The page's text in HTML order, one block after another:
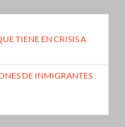
TIENE EN CRISIS A
DE INMIGRANTES